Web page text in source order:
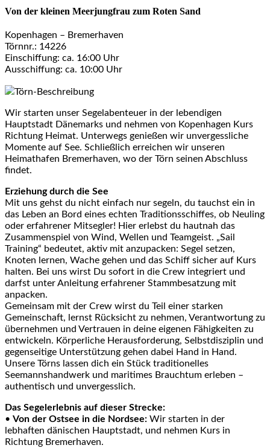
Von der kleinen Meerjungfrau zum Roten Sand
Kopenhagen – Bremerhaven
Törnnr.: 14226
Einschiffung: ca. 16:00 Uhr
Ausschiffung: ca. 10:00 Uhr
Törn-Beschreibung
Wir starten unser Segelabenteuer in der lebendigen
Hauptstadt Dänemarks und nehmen von Kopenhagen Kurs
Richtung Heimat. Unterwegs genießen wir unvergessliche
Momente auf See. Schließlich erreichen wir unseren
Heimathafen Bremerhaven, wo der Törn seinen Abschluss
findet.
Erziehung durch die See
Mit uns gehst du nicht einfach nur segeln, du tauchst ein in
das Leben an Bord eines echten Traditionsschiffes, ob Neuling
oder erfahrener Mitsegler! Hier erlebst du hautnah das
Zusammenspiel von Wind, Wellen und Teamgeist. „Sail
Training“ bedeutet, aktiv mit anzupacken: Segel setzen,
Knoten lernen, Wache gehen und das Schiff sicher auf Kurs
halten. Bei uns wirst Du sofort in die Crew integriert und
darfst unter Anleitung erfahrener Stammbesatzung mit
anpacken.
Gemeinsam mit der Crew wirst du Teil einer starken
Gemeinschaft, lernst Rücksicht zu nehmen, Verantwortung zu
übernehmen und Vertrauen in deine eigenen Fähigkeiten zu
entwickeln. Körperliche Herausforderung, Selbstdisziplin und
gegenseitige Unterstützung gehen dabei Hand in Hand.
Unsere Törns lassen dich ein Stück traditionelles
Seemannshandwerk und maritimes Brauchtum erleben –
authentisch und unvergesslich.
Das Segelerlebnis auf dieser Strecke:
• Von der Ostsee in die Nordsee: Wir starten in der
lebhaften dänischen Hauptstadt, und nehmen Kurs in
Richtung Bremerhaven.